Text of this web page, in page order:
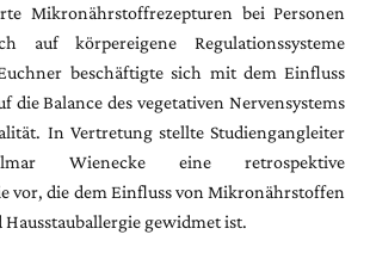
Mikronährstoffrezepturen bei Personen
auf körpereigene Regulationssysteme
beschäftigte sich mit dem Einfluss
die Balance des vegetativen Nervensystems
In Vertretung stellte Studiengangleiter
Wienecke eine retrospektive
vor, die dem Einfluss von Mikronährstoffen
Hausstauballergie gewidmet ist.